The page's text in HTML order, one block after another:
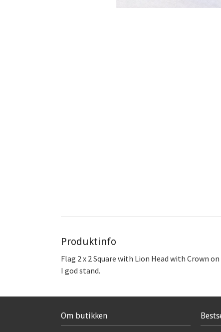
Produktinfo
Flag 2 x 2 Square with Lion Head with Crown
I god stand.
Om butikken